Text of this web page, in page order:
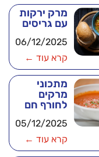
מרק ירקות
עם גריסים
06/12/2025
קרא עוד ←
מתכוני
מרקים
לחורף חם
05/12/2025
קרא עוד ←